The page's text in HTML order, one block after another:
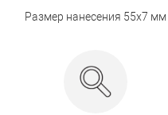
Размер нанесения 55х7 мм